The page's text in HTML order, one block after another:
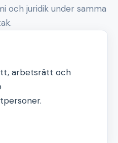
och juridik under samma
arbetsrätt och